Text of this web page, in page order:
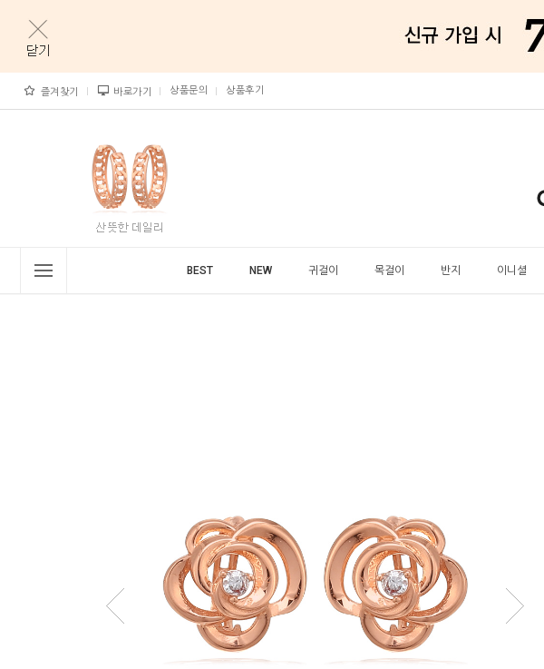
즐겨찾기 바로가기 상품문의 상품후기
BEST NEW 귀걸이 목걸이 반지 이니셜